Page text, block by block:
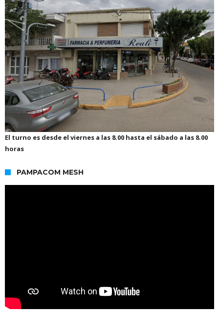
El turno es desde el viernes a las 8.00 hasta el sábado a las 8.00
horas
PAMPACOM MESH